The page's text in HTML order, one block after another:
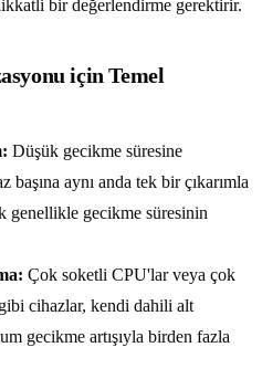
bir değerlendirme gerektirir.
için Temel
Düşük gecikme süresine
başına aynı anda tek bir çıkarımla
genellikle gecikme süresinin
Çok soketli CPU'lar veya çok
cihazlar, kendi dahili alt
gecikme artışıyla birden fazla